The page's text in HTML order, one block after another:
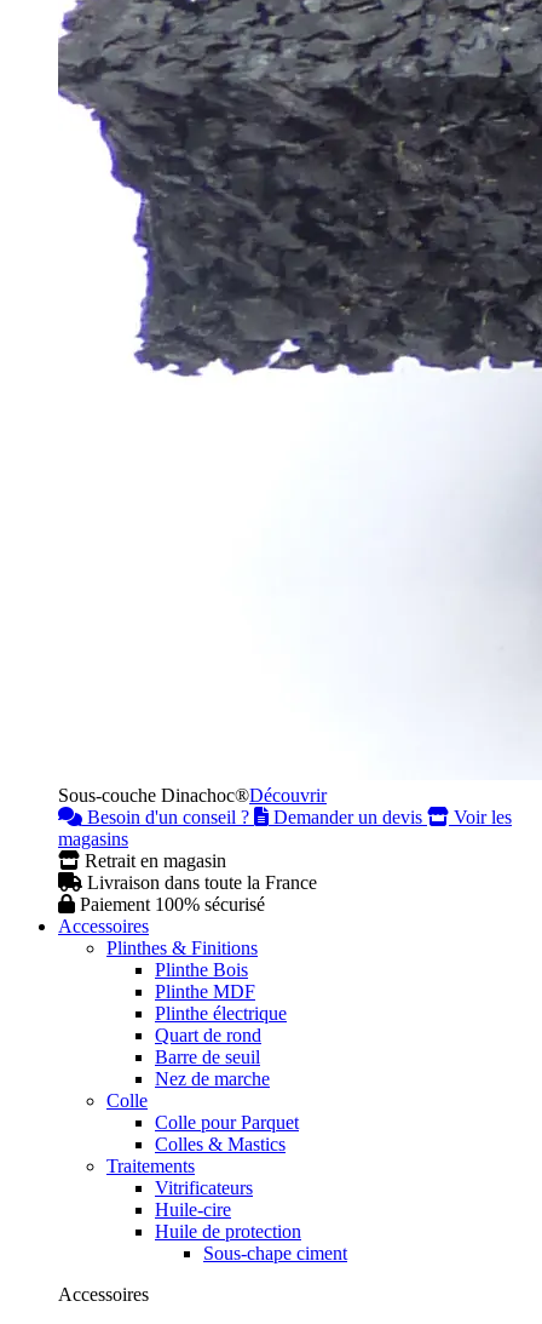
Sous-couche Dinachoc®Découvrir
Besoin d'un conseil ?
Demander un devis
Voir les
magasins
Retrait en magasin
Livraison dans toute la France
Paiement 100% sécurisé
Accessoires
Plinthes & Finitions
Plinthe Bois
Plinthe MDF
Plinthe électrique
Quart de rond
Barre de seuil
Nez de marche
Colle
Colle pour Parquet
Colles & Mastics
Traitements
Vitrificateurs
Huile-cire
Huile de protection
Sous-chape ciment
Accessoires